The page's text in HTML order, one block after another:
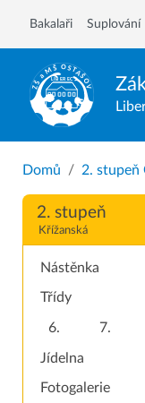
Bakalaři Suplování
Domů 2. stupeň
2. stupeň
Křížanská
Nástěnka
Třídy
6. 7.
Jídelna
Fotogalerie